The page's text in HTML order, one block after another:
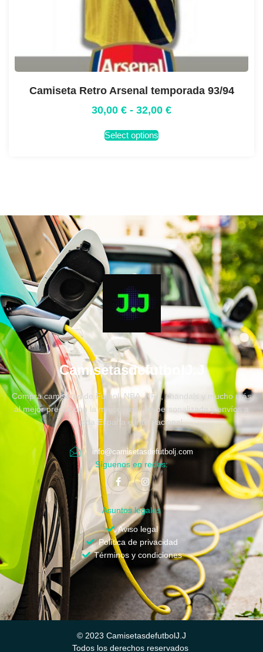
Camiseta Retro Arsenal temporada 93/94
30,00 € - 32,00 €
Select options
CamisetasdefutbolJ.J
Compra camisetas de Fútbol, NBA, NFL, chandals y mucho más
al mejor precio, con la mejor atención personalizada y envíos a
toda España e internacional.
info@camisetasdefutbolj.com
Síguenos en redes:
Asuntos legales
Aviso legal
Política de privacidad
Términos y condiciones
© 2023 CamisetasdefutbolJ.J
Todos los derechos reservados